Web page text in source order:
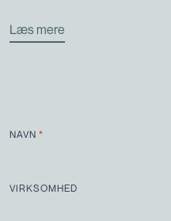
Læs mere
C
o
a
NAVN *
VIRKSOMHED